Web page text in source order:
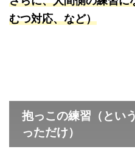
むつ対応、など）
抱っこの練習（とい
っただけ）